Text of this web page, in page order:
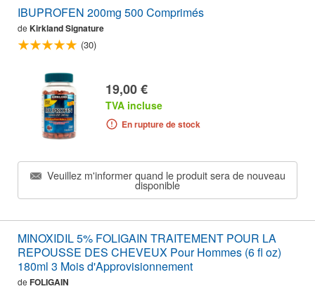
IBUPROFEN 200mg 500 Comprimés
de Kirkland Signature
(30)
19,00 €
TVA incluse
En rupture de stock
Veuillez m'informer quand le produit sera de nouveau
disponible
MINOXIDIL 5% FOLIGAIN TRAITEMENT POUR LA
REPOUSSE DES CHEVEUX Pour Hommes (6 fl oz)
180ml 3 Mois d'Approvisionnement
de FOLIGAIN